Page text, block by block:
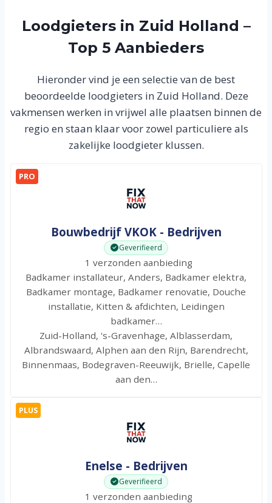
Loodgieters in Zuid Holland –
Top 5 Aanbieders
Hieronder vind je een selectie van de best
beoordeelde loodgieters in Zuid Holland. Deze
vakmensen werken in vrijwel alle plaatsen binnen de
regio en staan klaar voor zowel particuliere als
zakelijke loodgieter klussen.
PRO
Bouwbedrijf VKOK - Bedrijven
Geverifieerd
1 verzonden aanbieding
Badkamer installateur, Anders, Badkamer elektra,
Badkamer montage, Badkamer renovatie, Douche
installatie, Kitten & afdichten, Leidingen
badkamer…
Zuid-Holland, 's-Gravenhage, Alblasserdam,
Albrandswaard, Alphen aan den Rijn, Barendrecht,
Binnenmaas, Bodegraven-Reeuwijk, Brielle, Capelle
aan den…
PLUS
Enelse - Bedrijven
Geverifieerd
1 verzonden aanbieding